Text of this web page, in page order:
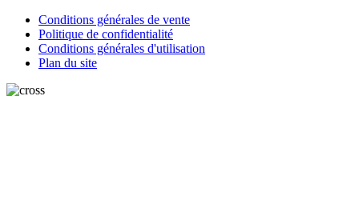
Conditions générales de vente
Politique de confidentialité
Conditions générales d'utilisation
Plan du site